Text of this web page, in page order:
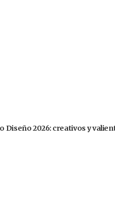
Diseño 2026: creativos y